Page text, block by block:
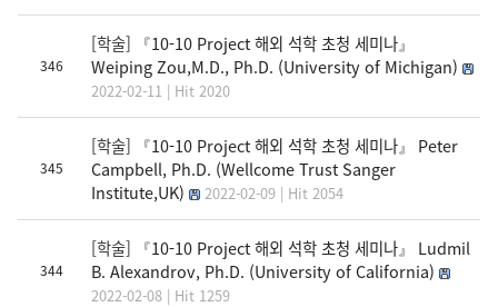
346
[학술]
『10-10 Project 해외 석학 초청 세미나』
Weiping Zou,M.D., Ph.D. (University of Michigan)
2022-02-11 | Hit 2020
345
[학술]
『10-10 Project 해외 석학 초청 세미나』 Peter
Campbell, Ph.D. (Wellcome Trust Sanger
Institute,UK)
2022-02-09 | Hit 2054
344
[학술]
『10-10 Project 해외 석학 초청 세미나』 Ludmil
B. Alexandrov, Ph.D. (University of California)
2022-02-08 | Hit 1259